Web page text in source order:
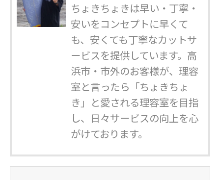
ちょきちょきは早い・丁寧・
安いをコンセプトに早くて
も、安くても丁寧なカットサ
ービスを提供しています。高
浜市・市外のお客様が、理容
室と言ったら「ちょきちょ
き」と愛される理容室を目指
し、日々サービスの向上を心
がけております。